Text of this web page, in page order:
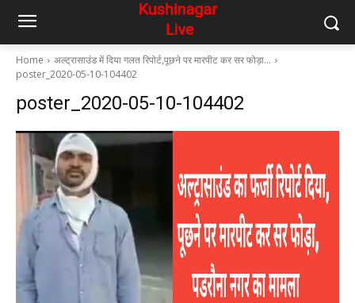
Home
अल्ट्रासाउंड में दिया गलत रिपोर्ट,पूछने पर मारपीट कर सर फोड़ा…
poster_2020-05-10-104402
poster_2020-05-10-104402